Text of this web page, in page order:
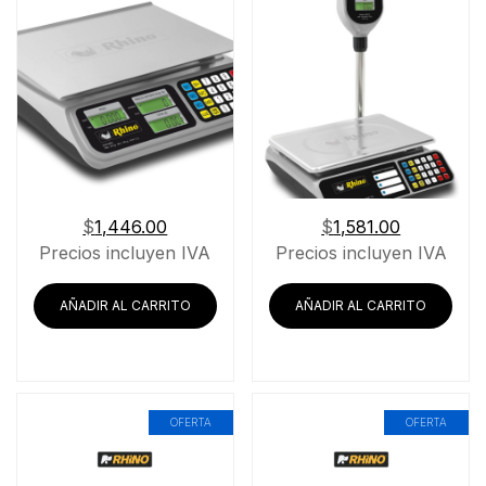
$1,446.00
Precios incluyen IVA
AÑADIR AL CARRITO
$1,581.00
Precios incluyen IVA
AÑADIR AL CARRITO
OFERTA OFERTA